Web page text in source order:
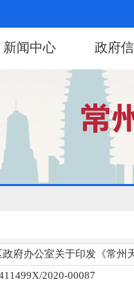
新闻中心 政府
政府办公室关于印发《常州
2020-00087